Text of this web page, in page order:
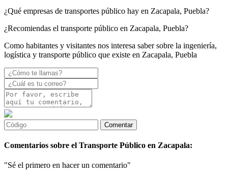
¿Qué empresas de transportes público hay en Zacapala, Puebla?
¿Recomiendas el transporte público en Zacapala, Puebla?
Como habitantes y visitantes nos interesa saber sobre la ingeniería,
logística y transporte público que existe en Zacapala, Puebla
Comentarios sobre el Transporte Público en Zacapala:
"Sé el primero en hacer un comentario"